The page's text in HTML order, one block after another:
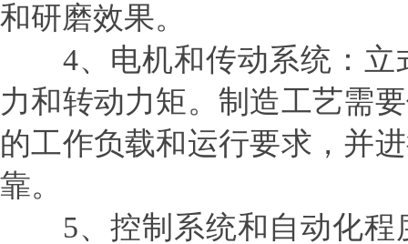
和研磨效果。
4、电机和传动系统：立
力和转动力矩。制造工艺需
的工作负载和运行要求，并
靠。
5、控制系统和自动化程